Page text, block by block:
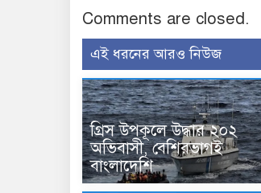
Comments are closed.
এই ধরনের আরও নিউজ
গ্রিস উপকূলে উদ্ধার ২০২
অভিবাসী, বেশিরভাগই
বাংলাদেশি